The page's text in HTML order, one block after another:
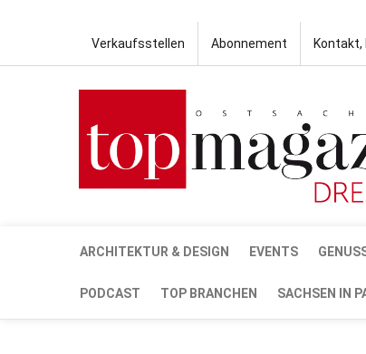
Verkaufsstellen Abonnement
ARCHITEKTUR & DESIGN EVENTS
PODCAST TOP BRANCHEN SACHSEN IN